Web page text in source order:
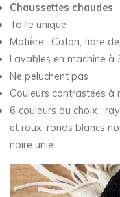
Chaussettes chaudes
Taille unique
Matière : Coton, fibre
Lavables en machine à
Ne peluchent pas
Couleurs contrastées à
6 couleurs au choix :
et roux, ronds blancs
noire unie.